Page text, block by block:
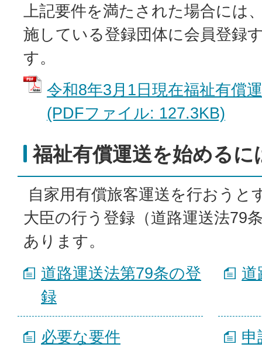
上記要件を満たされた場合には
施している登録団体に会員登録
す。
令和8年3月1日現在福祉有償
(PDFファイル: 127.3KB)
福祉有償運送を始めるに
自家用有償旅客運送を行おうと
大臣の行う登録（道路運送法79
あります。
道路運送法第79条の登
録
道
必要な要件 申